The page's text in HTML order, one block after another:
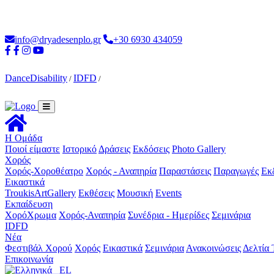
info@dryadesenplo.gr +30 6930 434059
DanceDisability / IDFD /
Η Ομάδα
Ποιοί είμαστε Ιστορικό Δράσεις Εκδόσεις Photo Gallery
Χορός
Χορός-Χοροθέατρο Χορός - Αναπηρία Παραστάσεις Παραγωγές
Εικαστικά
TroukisArtGallery Εκθέσεις Μουσική Events
Εκπαίδευση
ΧορόΧρωμα Χορός-Αναπηρία Συνέδρια - Ημερίδες Σεμινάρια
IDFD
Νέα
Φεστιβάλ Χορού Χορός Εικαστικά Σεμινάρια Ανακοινώσεις Δελτία
Επικοινωνία
EL